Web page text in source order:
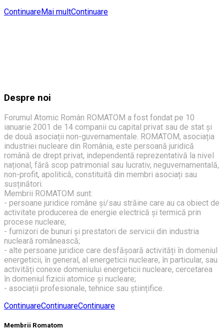
ContinuareMai multContinuare
Despre noi
Forumul Atomic Român ROMATOM a fost fondat pe 10
ianuarie 2001 de 14 companii cu capital privat sau de stat și
de două asociații non-guvernamentale. ROMATOM, asociația
industriei nucleare din România, este persoană juridică
română de drept privat, independentă reprezentativă la nivel
național, fără scop patrimonial sau lucrativ, neguvernamentală,
non-profit, apolitică, constituită din membri asociați sau
susținători.
Membrii ROMATOM sunt:
- persoane juridice române și/sau străine care au ca obiect de
activitate producerea de energie electrică și termică prin
procese nucleare;
- furnizori de bunuri și prestatori de servicii din industria
nucleară românească;
- alte persoane juridice care desfășoară activități în domeniul
energeticii, în general, al energeticii nucleare, în particular, sau
activități conexe domeniului energeticii nucleare, cercetarea
în domeniul fizicii atomice și nucleare;
- asociații profesionale, tehnice sau științifice.
ContinuareContinuareContinuare
Membrii Romatom